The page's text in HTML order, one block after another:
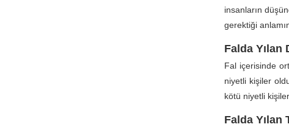
insanların
gerektiği
Falda Yılan
Fal içerisinde
niyetli kişiler
kötü niyetli
Falda Yılan